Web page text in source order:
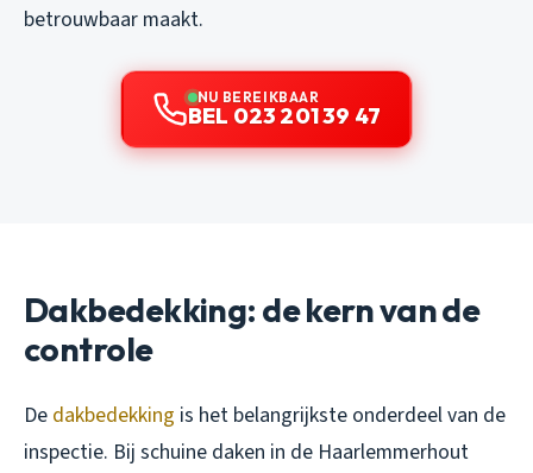
betrouwbaar maakt.
NU BEREIKBAAR
BEL 023 201 39 47
Dakbedekking: de kern van de
controle
De dakbedekking is het belangrijkste onderdeel van de
inspectie. Bij schuine daken in de Haarlemmerhout